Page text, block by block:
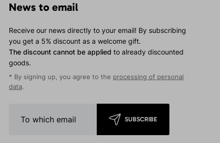
News to email
Receive our news directly to your email! By subscribing
you get a 5% discount as a welcome gift.
The discount cannot be applied to already discounted
goods.
* By signing up, you agree to the processing of personal
data.
SUBSCRIBE